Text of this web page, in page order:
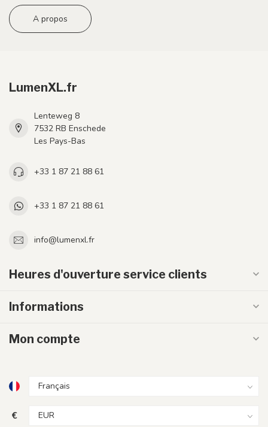
A propos
LumenXL.fr
Lenteweg 8
7532 RB Enschede
Les Pays-Bas
+33 1 87 21 88 61
+33 1 87 21 88 61
info@lumenxl.fr
Heures d'ouverture service clients
Informations
Mon compte
€